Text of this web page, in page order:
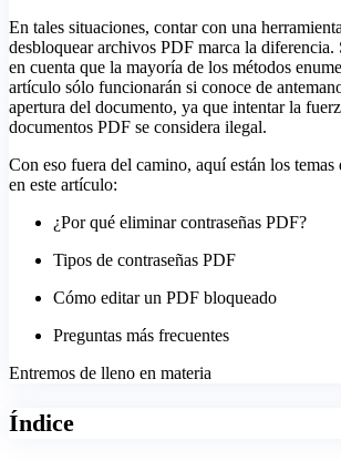
En tales situaciones, contar con una
desbloquear archivos PDF marca la diferencia.
en cuenta que la mayoría de los métodos
artículo sólo funcionarán si conoce de
apertura del documento, ya que intentar la
documentos PDF se considera ilegal.
Con eso fuera del camino, aquí están los
en este artículo:
¿Por qué eliminar contraseñas PDF?
Tipos de contraseñas PDF
Cómo editar un PDF bloqueado
Preguntas más frecuentes
Entremos de lleno en materia
Índice